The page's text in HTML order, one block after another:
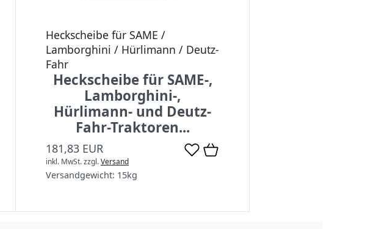
Heckscheibe für SAME /
Lamborghini / Hürlimann / Deutz-
Fahr
Heckscheibe für SAME-,
Lamborghini-,
Hürlimann- und Deutz-
Fahr-Traktoren...
181,83 EUR
inkl. MwSt.zzgl.Versand
Versandgewicht: 15kg